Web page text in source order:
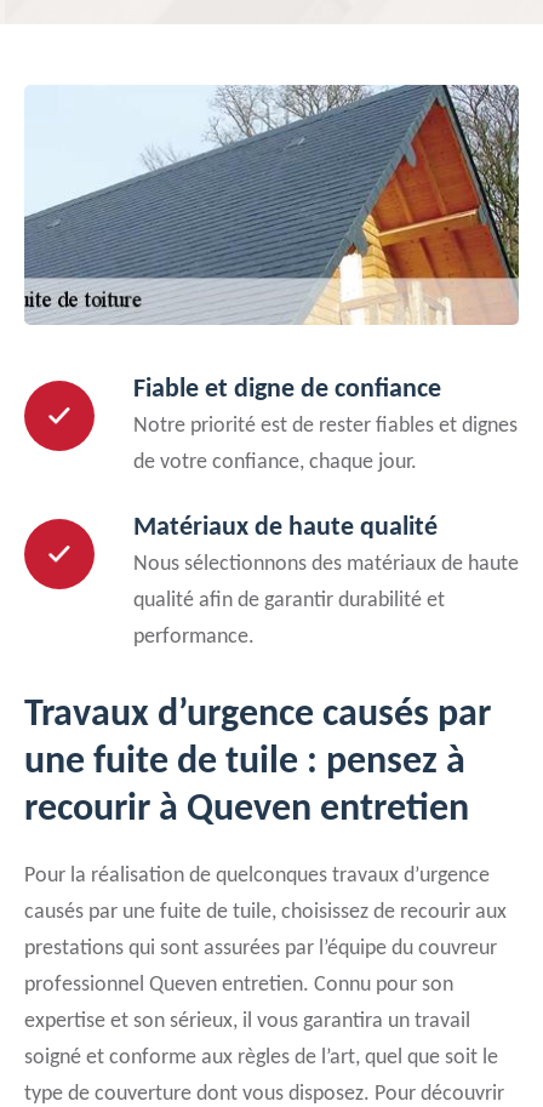
Fiable et digne de confiance
Notre priorité est de rester fiables et dignes
de votre confiance, chaque jour.
Matériaux de haute qualité
Nous sélectionnons des matériaux de haute
qualité afin de garantir durabilité et
performance.
Travaux d’urgence causés par
une fuite de tuile : pensez à
recourir à Queven entretien
Pour la réalisation de quelconques travaux d’urgence
causés par une fuite de tuile, choisissez de recourir aux
prestations qui sont assurées par l’équipe du couvreur
professionnel Queven entretien. Connu pour son
expertise et son sérieux, il vous garantira un travail
soigné et conforme aux règles de l’art, quel que soit le
type de couverture dont vous disposez. Pour découvrir